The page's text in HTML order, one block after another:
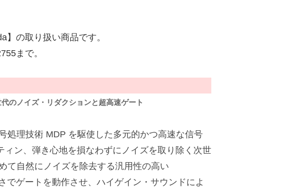
】の取り扱い商品です。
まで。
のノイズ・リダクションと超高速ゲート
処理技術 MDP を駆使した多元的かつ高速な信号
ン、弾き心地を損なわずにノイズを取り除く次世
て自然にノイズを除去する汎用性の高い
でゲートを動作させ、ハイゲイン・サウンドによ